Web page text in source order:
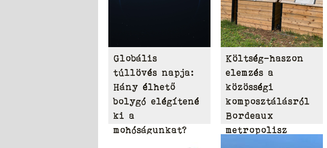
Globális
túllövés napja:
Hány élhető
bolygó elégítené
ki a
mohóságunkat?
Költség-haszon
elemzés a
közösségi
komposztálásról
Bordeaux
metropolisz